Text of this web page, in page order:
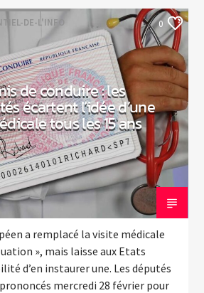
DE-L'INFO 0
de conduire : les
écartent l’idée d’une
tous les 15 ans
a remplacé la visite médicale
», mais laisse aux Etats
d’en instaurer une. Les députés
mercredi 28 février pour